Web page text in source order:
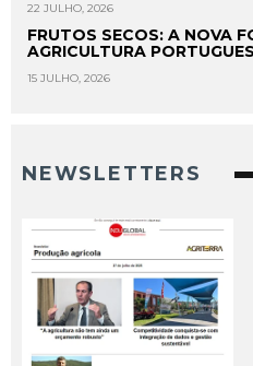
22 JULHO, 2026
FRUTOS SECOS: A NOVA
AGRICULTURA
15 JULHO, 2026
NEWSLETTERS